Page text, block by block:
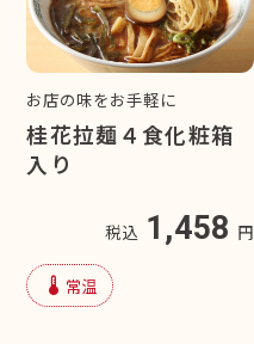
お店の味をお手軽に
桂花拉麺４食化粧箱
入り
税込 1,458 円
device_thermostat 常温